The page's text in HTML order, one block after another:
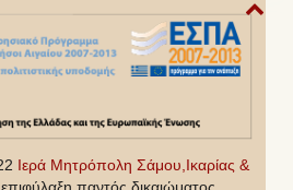
Ιερά Μητρόπολη Σάμου,Ικαρίας &